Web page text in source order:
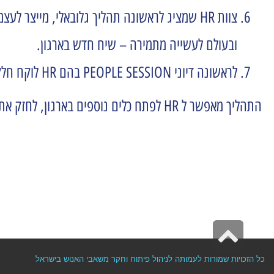
ובעולם לעשייה מתמירה – שיח חדש בארגון.
לראשונה דיוני PEOPLE SESSION בהם HR לוקח חלק משמעותי, מכאן יצקנו תהליכי successors ו Talents משמעותיים לארגון
התהליך מאפשר ל HR לפתח כלים נוספים בארגון, לחזק את הקשר עם המנהלים ולהדגים תהליכי הפקת לקחים ושיפור התהליך תוך כדי ההתנהלות שלו.
כל הזכויות שמורות לעמותה לניהול פיתוח וחקר משאבי האנוש בישראל
גלילה לראש העמוד